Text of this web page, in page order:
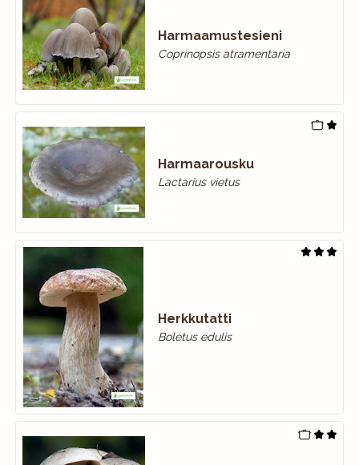
Harmaamustesieni
Coprinopsis atramentaria
Harmaarousku
Lactarius vietus
Herkkutatti
Boletus edulis